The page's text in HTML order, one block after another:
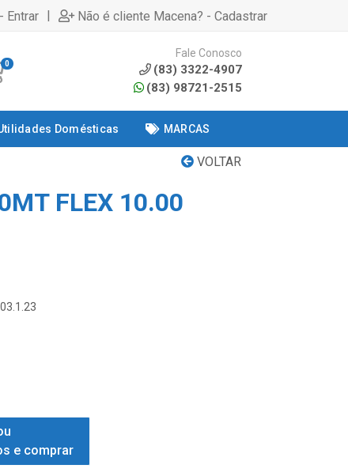
Entrar | Não é cliente Macena? - Cadastrar
0
Fale Conosco
(83) 3322-4907
(83) 98721-2515
Domésticas MARCAS
VOLTAR
FLEX 10.00
e comprar